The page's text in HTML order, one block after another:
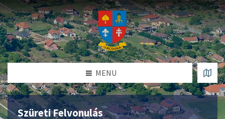
MENU
Szüreti Felvonulás